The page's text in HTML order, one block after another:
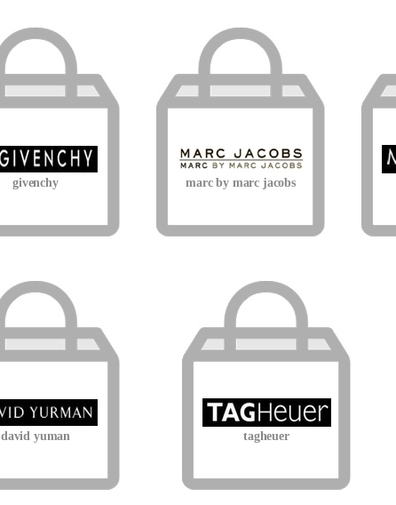
givenchy marc by marc jacobs
david yuman tagheuer